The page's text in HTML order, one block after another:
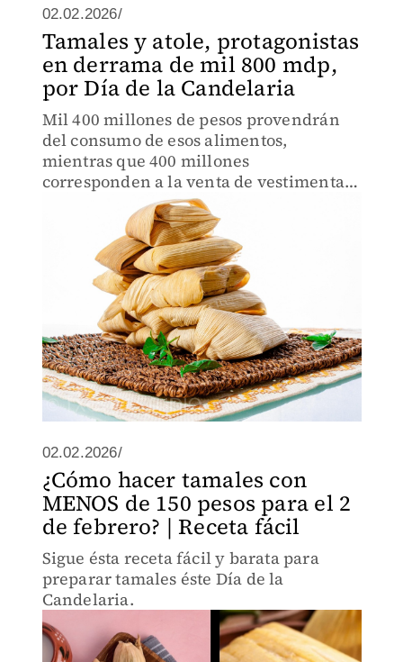
02.02.2026/
Tamales y atole, protagonistas
en derrama de mil 800 mdp,
por Día de la Candelaria
Mil 400 millones de pesos provendrán
del consumo de esos alimentos,
mientras que 400 millones
corresponden a la venta de vestimenta y
arreglos del Niño Dios.
02.02.2026/
¿Cómo hacer tamales con
MENOS de 150 pesos para el 2
de febrero? | Receta fácil
Sigue ésta receta fácil y barata para
preparar tamales éste Día de la
Candelaria.